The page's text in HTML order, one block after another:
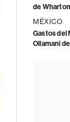
de Wharton
MÉXICO
Gastos del
Ollamani